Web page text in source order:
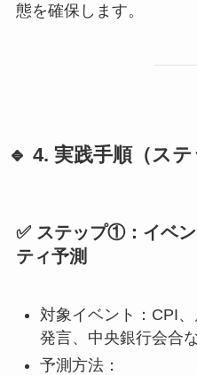
態を確保します。
🔹 4. 実践手順（ステ
✅ ステップ①：イベ
ティ予測
対象イベント：CPI
発言、中央銀行会合
予測方法：